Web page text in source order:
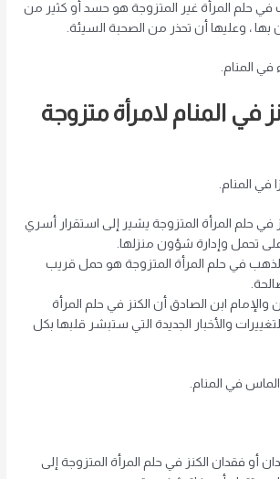
حلم المرأة غير المتزوجة هو حسد أو كثير من
بها ، وعليها أن تحذر من الصحبة السيئة.
المنام.
في المنام لامرأة متزوجة
في المنام.
في حلم المرأة المتزوجة يشير إلى استقرار أسري
على تحمل وإدارة شؤون منزلها.
في حلم المرأة المتزوجة هو حمل قريب
ابن الصادق أن الكنز في حلم المرأة
والأخبار الجديدة التي ستبشر قلبها بكل
في المنام.
أو فقدان الكنز في حلم المرأة المتزوجة إلى